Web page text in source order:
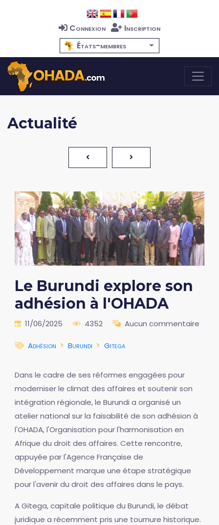
Connexion
Inscription
États-membres
Actualité
Le Burundi explore son
adhésion à l'OHADA
11/06/2025 4352 Aucun commentaire
Adhésion Burundi Gitega
Dans le cadre de ses réformes engagées pour
moderniser le climat des affaires et soutenir son
intégration régionale, le Burundi a organisé un
atelier national sur la faisabilité de son adhésion à
l'OHADA, l'Organisation pour l'harmonisation en
Afrique du droit des affaires. Cette rencontre,
appuyée par l'Agence Française de
Développement marque une étape stratégique
pour l'avenir du droit des affaires dans le pays.
A Gitega, capitale politique du Burundi, le débat
juridique a récemment pris une tournure historique.